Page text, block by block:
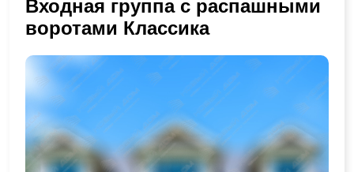
Входная группа с распашными
воротами Классика